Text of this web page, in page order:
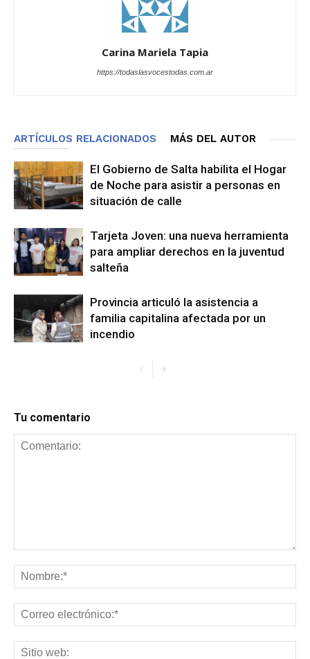
Carina Mariela Tapia
https://todaslasvocestodas.com.ar
ARTÍCULOS RELACIONADOS MÁS DEL AUTOR
El Gobierno de Salta habilita el Hogar
de Noche para asistir a personas en
situación de calle
Tarjeta Joven: una nueva herramienta
para ampliar derechos en la juventud
salteña
Provincia articuló la asistencia a
familia capitalina afectada por un
incendio
Tu comentario